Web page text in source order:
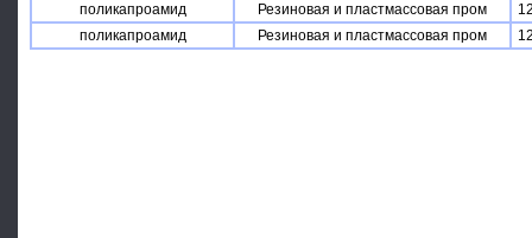
поликапроамид
Резиновая и пластмассовая пром
поликапроамид
Резиновая и пластмассовая пром